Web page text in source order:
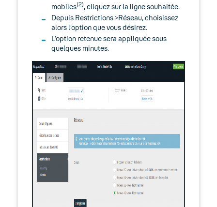
Réception sur une ligne fixe de SMS
envoyés depuis un téléphone mobile
Règles horaires pour vos lignes fixes et
mobiles
06. Cybersécurité
Keyyo Connect
mobiles(2), cliquez sur la ligne souhaitée.
Depuis Restrictions >Réseau, choisissez
alors l’option que vous désirez.
L’option retenue sera appliquée sous
quelques minutes.